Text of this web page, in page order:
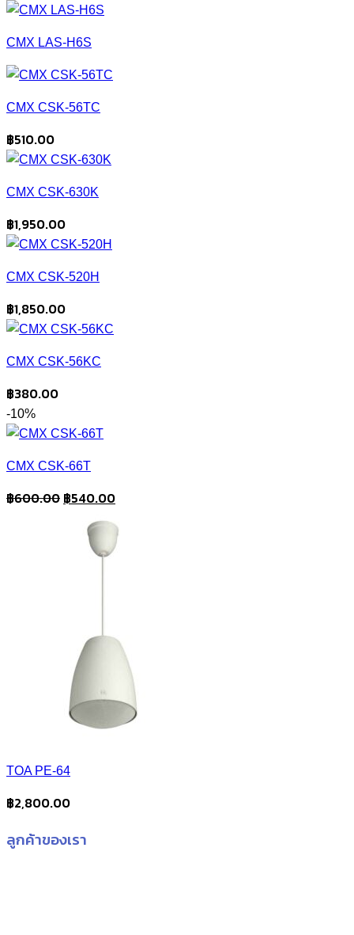
CMX LAS-H6S
CMX CSK-56TC
฿510.00
CMX CSK-630K
฿1,950.00
CMX CSK-520H
฿1,850.00
CMX CSK-56KC
฿380.00
-10%
CMX CSK-66T
฿600.00 Original
price
was:
฿600.00.
฿540.00Current
is:
TOA PE-64
฿2,800.00
ลูกค้าของเรา